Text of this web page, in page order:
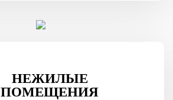
НЕЖИЛЫЕ
ПОМЕЩЕНИЯ